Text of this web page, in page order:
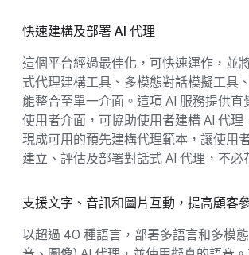
快速建構及部署 AI 代理
這個平台經過最佳化，可快速運作，並
式代理建構工具、多模態對話模擬工具
能整合至單一介面。這項 AI 服務提供直
使用者介面，可協助使用者建構 AI 代理
現成可用的預先建構代理範本，讓使用
建立、評估及部署對話式 AI 代理，不必
支援文字、音訊和圖片互動，提高顧客
以超過 40 種語言，部署多語言和多模